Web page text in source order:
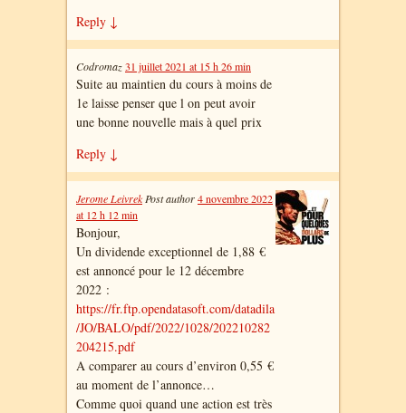
Reply ↓
Codromaz31 juillet 2021 at 15 h 26 min
Suite au maintien du cours à moins de
1e laisse penser que l on peut avoir
une bonne nouvelle mais à quel prix
Reply ↓
Jerome Leivrek Post author4 novembre 2022
at 12 h 12 min
Bonjour,
Un dividende exceptionnel de 1,88 €
est annoncé pour le 12 décembre
2022 :
https://fr.ftp.opendatasoft.com/datadila
/JO/BALO/pdf/2022/1028/202210282
204215.pdf
A comparer au cours d’environ 0,55 €
au moment de l’annonce…
Comme quoi quand une action est très